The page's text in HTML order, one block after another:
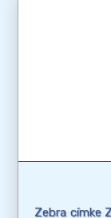
Zebra címke